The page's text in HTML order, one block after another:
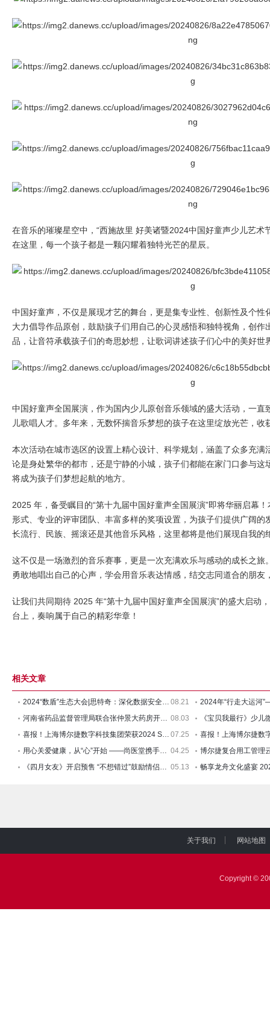
在音乐的璀璨星空中，“西施故里 好美诸暨2024中国好童声少儿艺术
在这里，每一个孩子都是一颗闪耀着独特光芒的星辰。
中国好童声，不仅是展现才艺的舞台，更是集专业性、创新性及个性
大力倡导作品原创，鼓励孩子们用自己的心灵感悟和独特视角，创作
品，让音符承载孩子们的奇思妙想，让歌词讲述孩子们心中的美好世
中国好童声全国展演，作为国内少儿原创音乐领域的盛大活动，一直
儿歌唱人才。多年来，无数怀揣音乐梦想的孩子在这里绽放光芒，收
本次活动在城市选区的设置上精心设计、科学规划，涵盖了众多充满
论是身处繁华的都市，还是宁静的小城，孩子们都能在家门口参与这
将成为孩子们梦想起航的地方。
2025 年，备受瞩目的“第十九届中国好童声全国展演”即将华丽启幕
形式、专业的评审团队、丰富多样的奖项设置，为孩子们提供广阔的
长流行、民族、摇滚还是其他音乐风格，这里都将是他们展现自我的
这不仅是一场激烈的音乐赛事，更是一次充满欢乐与感动的成长之旅
勇敢地唱出自己的心声，学会用音乐表达情感，结交志同道合的朋友
让我们共同期待 2025 年“第十九届中国好童声全国展演”的盛大启动
台上，奏响属于自己的精彩华章！
相关文章
2024“数盾”生态大会|思特奇：深化数据安全能力，为城市数智 08.21
河南省药品监督管理局联合张仲景大药房开展“仲情仲益”公益 08.03
喜报！上海博尔捷数字科技集团荣获2024 SMARTAH智慧行政人资峰会 07.25
用心关爱健康，从“心”开始 ——尚医堂携手四川和治汉方 04.25
《四月女友》开启预售 “不想错过”鼓励情侣找回消失的爱 05.13
关于我们
网站地图
Copyright ©